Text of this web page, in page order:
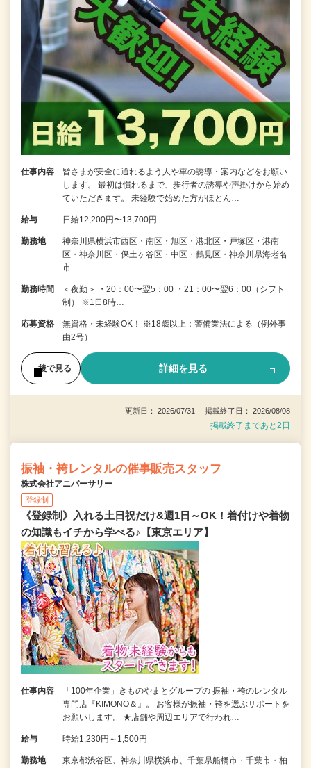
仕事内容
皆さまが安全に通れるよう人や車の誘導・案内などをお願い
します。 最初は慣れるまで、歩行者の誘導や声掛けから始め
ていただきます。 未経験で始めた方がほとん…
給与 日給12,200円〜13,700円
勤務地
神奈川県横浜市西区・南区・旭区・港北区・戸塚区・港南
区・神奈川区・保土ヶ谷区・中区・鶴見区・神奈川県海老名
市
勤務時間
＜夜勤＞ ・20：00〜翌5：00 ・21：00〜翌6：00（シフト
制） ※1日8時…
応募資格
無資格・未経験OK！ ※18歳以上：警備業法による（例外事
由2号）
後で見る 詳細を見る
更新日： 2026/07/31 掲載終了日： 2026/08/08
掲載終了まであと2日
振袖・袴レンタルの催事販売スタッフ
株式会社アニバーサリー
登録制
《登録制》入れる土日祝だけ&週1日～OK！着付けや着物
の知識もイチから学べる♪【東京エリア】
仕事内容
「100年企業」きものやまとグループの 振袖・袴のレンタル
専門店『KIMONO＆』。 お客様が振袖・袴を選ぶサポートを
お願いします。 ★店舗や周辺エリアで行われ…
給与 時給1,230円～1,500円
勤務地 東京都渋谷区、神奈川県横浜市、千葉県船橋市・千葉市・柏